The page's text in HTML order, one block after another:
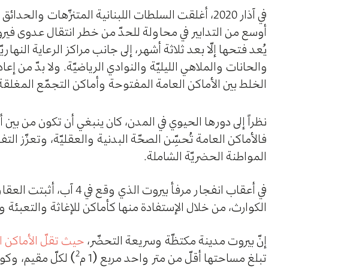
في آذار 2020، أغلقت السلطات اللبنانية المتنزّهات
يُعد فتحها إلّا بعد ثلاثة أشهر، إلى جانب مراكز الرعاية
والحانات والملاهي الليليّة والنوادي الرياضيّة. ولا بدّ من
الخلط بين الأماكن العامة المفتوحة وأماكن التجمّع
نظراً إلى دورها الحيوي في المدن، كان ينبغي أن تكون من
فالأماكن العامة تُحسِّن الصحّة البدنية والعقليّة، وتعزّز
المواطنة الحضريّة الشاملة.
في أعقاب انفجار مرفأ
الكوارث، من خلال الإستفادة منها كأماكن للإغاثة
إنّ بيروت مدينة مكتظّة وسريعة التحضّر،حيث تقلّ الأماكن
تبلغ مساحتها أقلّ من متر واحد مربع (1 م
2) لكلّ مقيم،